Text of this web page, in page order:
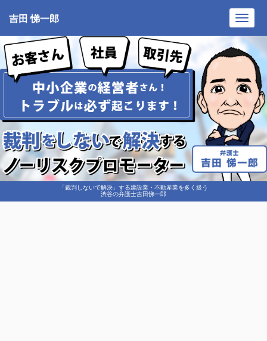
「裁判しないで解決」する建設業・不動産業を多く扱う
渋谷の弁護士吉田悌一郎
吉田 悌一郎